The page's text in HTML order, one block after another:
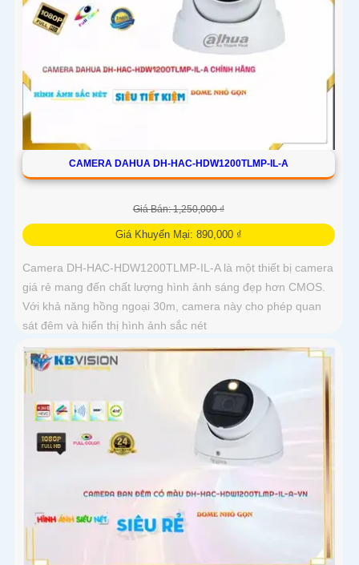
CAMERA DAHUA DH-HAC-HDW1200TLMP-IL-A
Giá Bán: 1,250,000 ₫
Giá Khuyến Mại: 890,000 ₫
Camera DH-HAC-HDW1200TLMP-IL-A là một thiết bị camera
giá rẻ mang đến chất lượng hình ảnh sáng đẹp hơn CMOS.
Với khả năng hồng ngoại 30m, camera này cho phép quan
sát đêm và hiển thị hình ảnh sắc nét